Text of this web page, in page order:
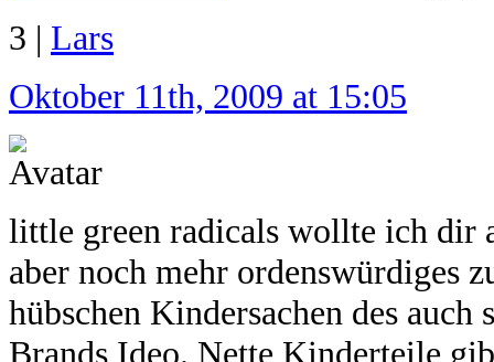
3 | Lars
Oktober 11th, 2009 at 15:05
little green radicals wollte ich dir
aber noch mehr ordenswürdiges
hübschen Kindersachen des auch
Brands Ideo. Nette Kinderteile